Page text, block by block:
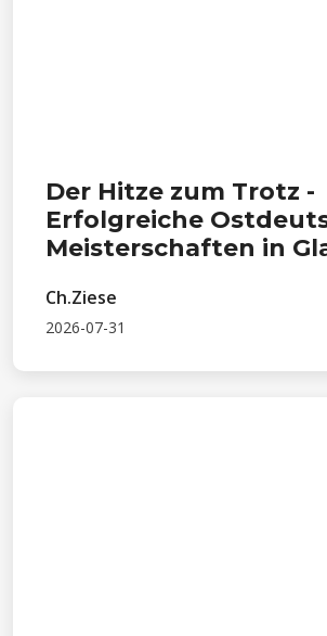
Der Hitze zum Trotz -
Erfolgreiche
Meisterschaften in
Ch.Ziese
2026-07-31